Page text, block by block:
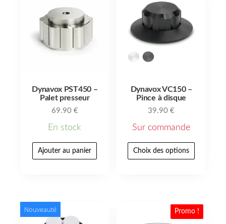
Dynavox PST450 –
Palet presseur
69.90 €
En stock
Ajouter au panier
Dynavox VC150 –
Pince à disque
39.90€
Sur commande
Choix des options
Nouveauté Promo !